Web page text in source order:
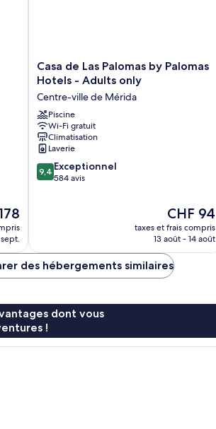
Casa
de
Palomas
by
Palomas
Hotels
-
Adults
only
Casa de Las Palomas by Palomas
Hotels - Adults only
Centre-ville de Mérida
Piscine
Wi-Fi gratuit
Climatisation
Laverie
9.4
sur
9,4 Exceptionnel
584 avis
Le
nouveau
prix
de
CHF 94
CHF 94
taxes et frais compris
13 août - 14 août
des hébergements similaires
dont vous
!